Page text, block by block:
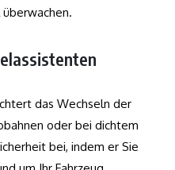
das Wechseln der
oder bei dichtem
bei, indem er Sie